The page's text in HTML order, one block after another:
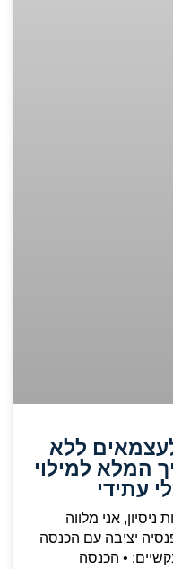
ללא
המלא למילוי
עתידי
פנסיונית עם 15 שנות ניסיון, אני מלווה
יציבה עם הכנסה
• הכנסה